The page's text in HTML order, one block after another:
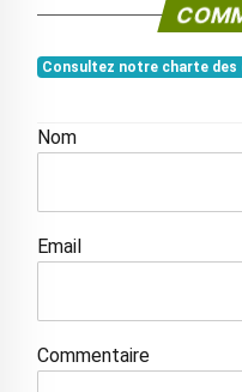
Consultez notre charte des
Nom
Email
Commentaire